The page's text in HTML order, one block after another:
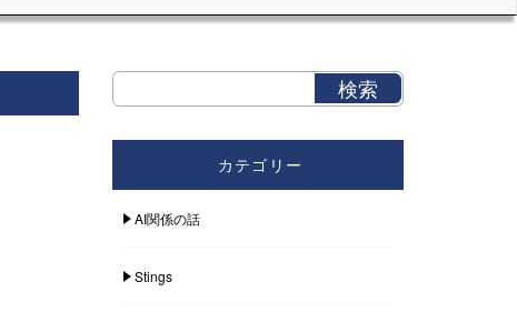
カテゴリー
AI関係の話
Stings